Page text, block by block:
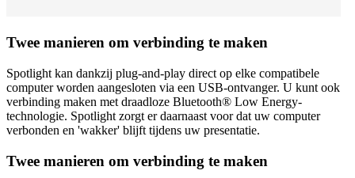
Twee manieren om verbinding te maken
Spotlight kan dankzij plug-and-play direct op elke compatibele
computer worden aangesloten via een USB-ontvanger. U kunt ook
verbinding maken met draadloze Bluetooth® Low Energy-
technologie. Spotlight zorgt er daarnaast voor dat uw computer
verbonden en 'wakker' blijft tijdens uw presentatie.
Twee manieren om verbinding te maken